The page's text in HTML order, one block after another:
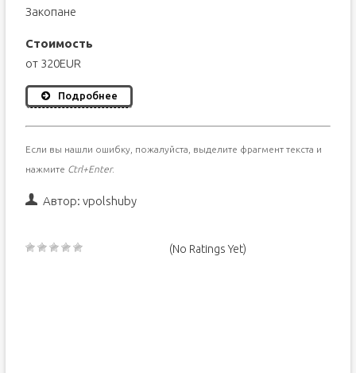
Закопане
Стоимость
от 320EUR
Подробнее
Если вы нашли ошибку, пожалуйста, выделите фрагмент текста и
нажмите Ctrl+Enter.
Автор: vpolshuby
(No Ratings Yet)